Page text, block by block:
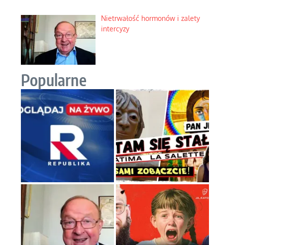
Nietrwałość hormonów i zalety
intercyzy
Popularne